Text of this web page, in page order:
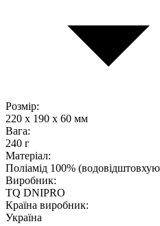
Розмір:
220 x 190 x 60 мм
Вага:
240 г
Матеріал:
Поліамід 100%
Виробник:
TQ DNIPRO
Країна виробник:
Україна